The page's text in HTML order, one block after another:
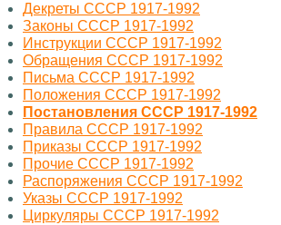
Декреты СССР 1917-1992
Законы СССР 1917-1992
Инструкции СССР 1917-1992
Обращения СССР 1917-1992
Письма СССР 1917-1992
Положения СССР 1917-1992
Постановления СССР 1917-1992
Правила СССР 1917-1992
Приказы СССР 1917-1992
Прочие СССР 1917-1992
Распоряжения СССР 1917-1992
Указы СССР 1917-1992
Циркуляры СССР 1917-1992